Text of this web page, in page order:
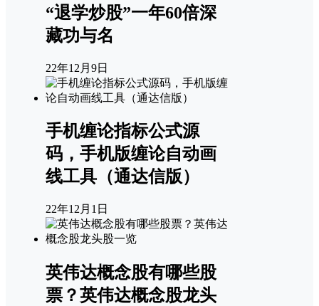
“退学炒股”一年60倍深
藏功与名
22年12月9日
手机缠论指标公式源
码，手机版缠论自动画
线工具（通达信版）
22年12月1日
英伟达概念股有哪些股
票？英伟达概念股龙头